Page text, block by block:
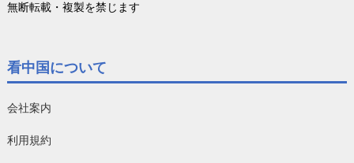
無断転載・複製を禁じます
看中国について
会社案内
利用規約